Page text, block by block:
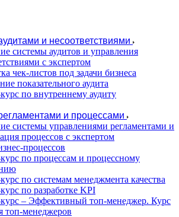
и несоответствиями
системы аудитов и управления
с экспертом
чек-листов под задачи бизнеса
показательного аудита
по внутреннему аудиту
и процессами
системы управлениями регламентами и
процессов с экспертом
процессов
по процессам и процессному
по системам менеджмента качества
по разработке KPI
– Эффективный топ-менеджер. Курс
топ-менеджеров